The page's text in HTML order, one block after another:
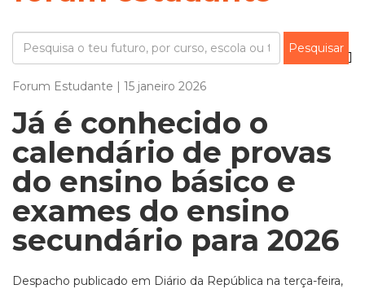
Forum Estudante | 15 janeiro 2026
Já é conhecido o
calendário de provas
do ensino básico e
exames do ensino
secundário para 2026
Despacho publicado em Diário da República na terça-feira,